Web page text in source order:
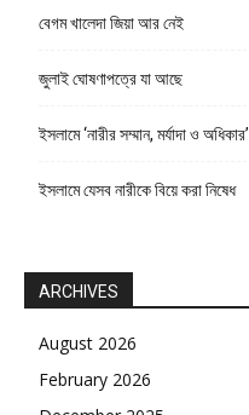
বেগম খালেদা জিয়া আর নেই
জুলাই ঘোষণাপত্রে যা আছে
ইসলামে ‘নারীর সম্মান, মর্যাদা ও অধিকার’
ইসলামে যেসব নারীকে বিয়ে করা নিষেধ
ARCHIVES
August 2026
February 2026